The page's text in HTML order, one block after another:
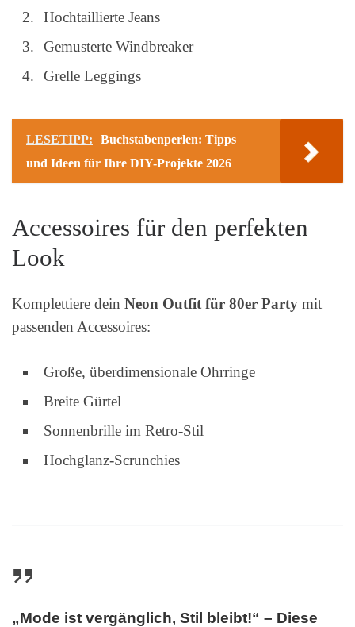
Hochtaillierte Jeans
Gemusterte Windbreaker
Grelle Leggings
LESETIPP:
Buchstabenperlen: Tipps
und Ideen für Ihre DIY-Projekte 2026
Accessoires für den perfekten
Look
Komplettiere dein Neon Outfit für 80er Party mit
passenden Accessoires:
Große, überdimensionale Ohrringe
Breite Gürtel
Sonnenbrille im Retro-Stil
Hochglanz-Scrunchies
„Mode ist vergänglich, Stil bleibt!“ – Diese